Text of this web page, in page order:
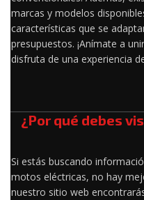
marcas y modelos
características que se
presupuestos. ¡Anímate a
disfruta de una experiencia
¿Por qué debes
Si estás buscando
motos eléctricas, no hay
nuestro sitio web